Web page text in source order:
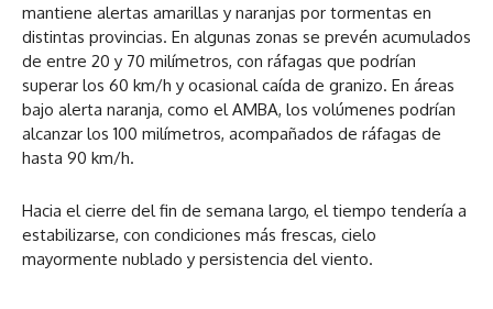
mantiene alertas amarillas y naranjas por tormentas en
distintas provincias. En algunas zonas se prevén acumulados
de entre 20 y 70 milímetros, con ráfagas que podrían
superar los 60 km/h y ocasional caída de granizo. En áreas
bajo alerta naranja, como el AMBA, los volúmenes podrían
alcanzar los 100 milímetros, acompañados de ráfagas de
hasta 90 km/h.
Hacia el cierre del fin de semana largo, el tiempo tendería a
estabilizarse, con condiciones más frescas, cielo
mayormente nublado y persistencia del viento.